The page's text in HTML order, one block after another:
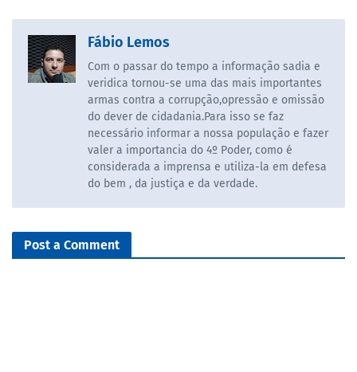
Fábio Lemos
Com o passar do tempo a informação sadia e
veridica tornou-se uma das mais importantes
armas contra a corrupção,opressão e omissão
do dever de cidadania.Para isso se faz
necessário informar a nossa população e fazer
valer a importancia do 4º Poder, como é
considerada a imprensa e utiliza-la em defesa
do bem , da justiça e da verdade.
Post a Comment